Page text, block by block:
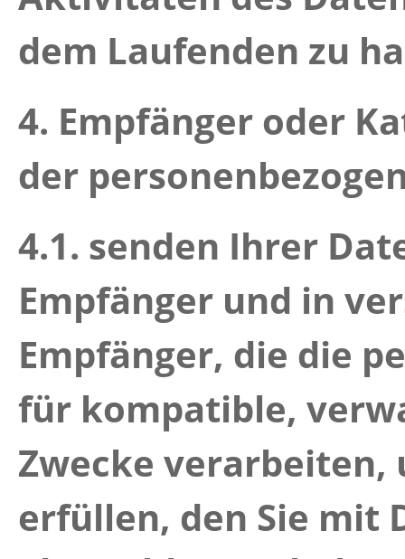
dem Laufenden zu
4. Empfänger oder
der
4.1. senden Ihrer
Empfänger und in
Empfänger, die die
für kompatible,
Zwecke verarbeiten,
erfüllen, den Sie mit